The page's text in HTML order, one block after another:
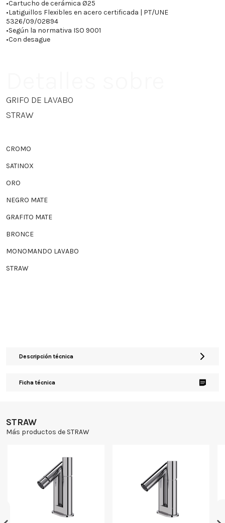
•Cartucho de cerámica Ø25
•Latiguillos Flexibles en acero certificada | PT/UNE
5326/09/02894
•Según la normativa ISO 9001
•Con desague
GRIFO DE LAVABO
STRAW
CROMO
SATINOX
ORO
NEGRO MATE
GRAFITO MATE
BRONCE
MONOMANDO LAVABO
STRAW
Descripción técnica
Ficha técnica
STRAW
Más productos de STRAW